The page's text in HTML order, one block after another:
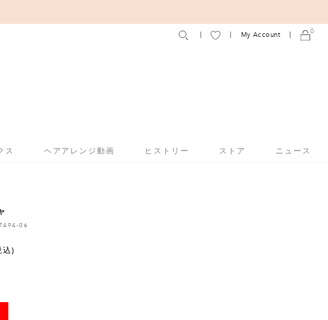
ス ヘアアレンジ動画 ヒストリー ストア ニュース
My Account 0
06
込)